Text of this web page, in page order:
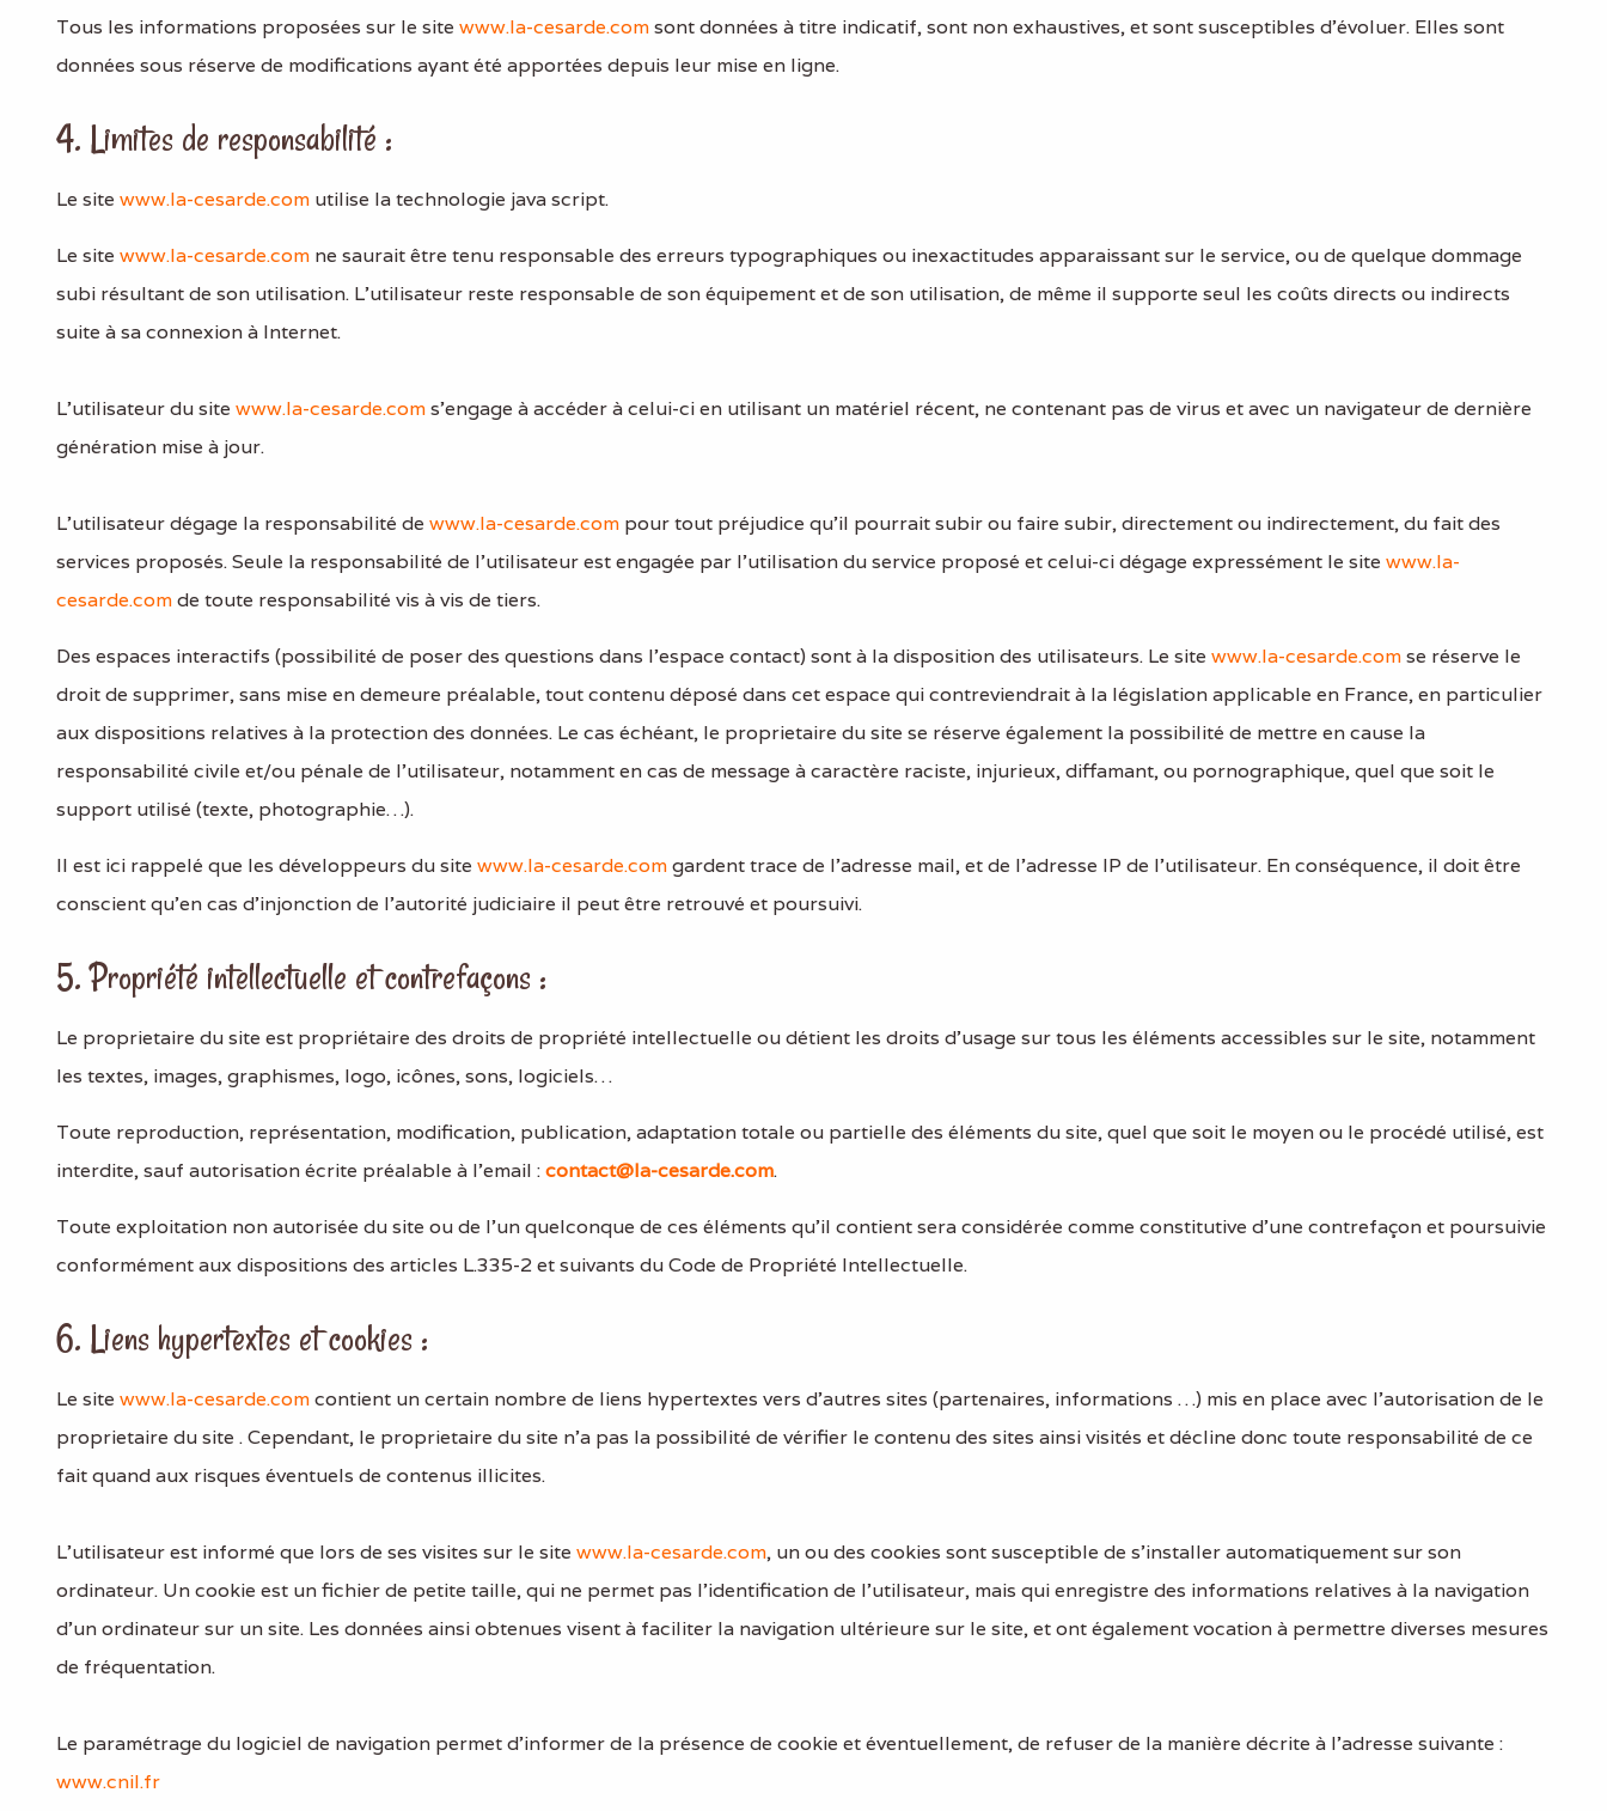
Tous les informations proposées sur le site www.la-cesarde.comsont données à titre indicatif, sont non exhaustives, et sont susceptibles d’évoluer. Elles sont
données sous réserve de modifications ayant été apportées depuis leur mise en ligne.
4. Limites de responsabilité :
Le site www.la-cesarde.com utilise la technologie java script.
Le site www.la-cesarde.com ne saurait être tenu responsable des erreurs typographiques ou inexactitudes apparaissant sur le service, ou de quelque dommage
subi résultant de son utilisation. L’utilisateur reste responsable de son équipement et de son utilisation, de même il supporte seul les coûts directs ou indirects
suite à sa connexion à Internet.
L’utilisateur du site www.la-cesarde.coms’engage à accéder à celui-ci en utilisant un matériel récent, ne contenant pas de virus et avec un navigateur de dernière
génération mise à jour.
L’utilisateur dégage la responsabilité de www.la-cesarde.com pour tout préjudice qu’il pourrait subir ou faire subir, directement ou indirectement, du fait des
services proposés. Seule la responsabilité de l’utilisateur est engagée par l’utilisation du service proposé et celui-ci dégage expressément le site www.la-
cesarde.comde toute responsabilité vis à vis de tiers.
Des espaces interactifs (possibilité de poser des questions dans l’espace contact) sont à la disposition des utilisateurs. Le site www.la-cesarde.comse réserve le
droit de supprimer, sans mise en demeure préalable, tout contenu déposé dans cet espace qui contreviendrait à la législation applicable en France, en particulier
aux dispositions relatives à la protection des données. Le cas échéant, le proprietaire du site se réserve également la possibilité de mettre en cause la
responsabilité civile et/ou pénale de l’utilisateur, notamment en cas de message à caractère raciste, injurieux, diffamant, ou pornographique, quel que soit le
support utilisé (texte, photographie…).
Il est ici rappelé que les développeurs du site www.la-cesarde.comgardent trace de l'adresse mail, et de l'adresse IP de l'utilisateur. En conséquence, il doit être
conscient qu'en cas d'injonction de l’autorité judiciaire il peut être retrouvé et poursuivi.
5. Propriété intellectuelle et contrefaçons :
Le proprietaire du site est propriétaire des droits de propriété intellectuelle ou détient les droits d’usage sur tous les éléments accessibles sur le site, notamment
les textes, images, graphismes, logo, icônes, sons, logiciels…
Toute reproduction, représentation, modification, publication, adaptation totale ou partielle des éléments du site, quel que soit le moyen ou le procédé utilisé, est
interdite, sauf autorisation écrite préalable à l'email :contact@la-cesarde.com.
Toute exploitation non autorisée du site ou de l’un quelconque de ces éléments qu’il contient sera considérée comme constitutive d’une contrefaçon et poursuivie
conformément aux dispositions des articles L.335-2 et suivants du Code de Propriété Intellectuelle.
6. Liens hypertextes et cookies :
Le site www.la-cesarde.comcontient un certain nombre de liens hypertextes vers d’autres sites (partenaires, informations …) mis en place avec l’autorisation de le
proprietaire du site . Cependant, le proprietaire du site n’a pas la possibilité de vérifier le contenu des sites ainsi visités et décline donc toute responsabilité de ce
fait quand aux risques éventuels de contenus illicites.
L’utilisateur est informé que lors de ses visites sur le site www.la-cesarde.com, un ou des cookies sont susceptible de s’installer automatiquement sur son
ordinateur. Un cookie est un fichier de petite taille, qui ne permet pas l’identification de l’utilisateur, mais qui enregistre des informations relatives à la navigation
d’un ordinateur sur un site. Les données ainsi obtenues visent à faciliter la navigation ultérieure sur le site, et ont également vocation à permettre diverses mesures
de fréquentation.
Le paramétrage du logiciel de navigation permet d’informer de la présence de cookie et éventuellement, de refuser de la manière décrite à l’adresse suivante :
www.cnil.fr